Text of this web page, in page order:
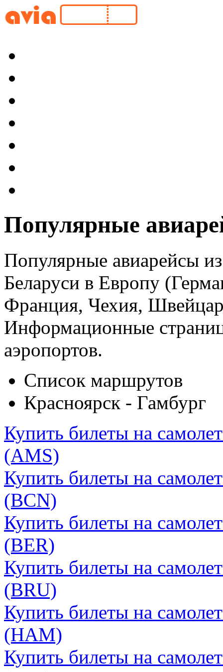
Популярные
Популярные авиарейсы
Беларуси в Европу
Франция, Чехия,
Информационные
аэропортов.
Список маршрутов
Красноярск - Гамбург
Купить билеты на
(AMS)
Купить билеты на
(BCN)
Купить билеты на
(BER)
Купить билеты на
(BRU)
Купить билеты на
(HAM)
Купить билеты на